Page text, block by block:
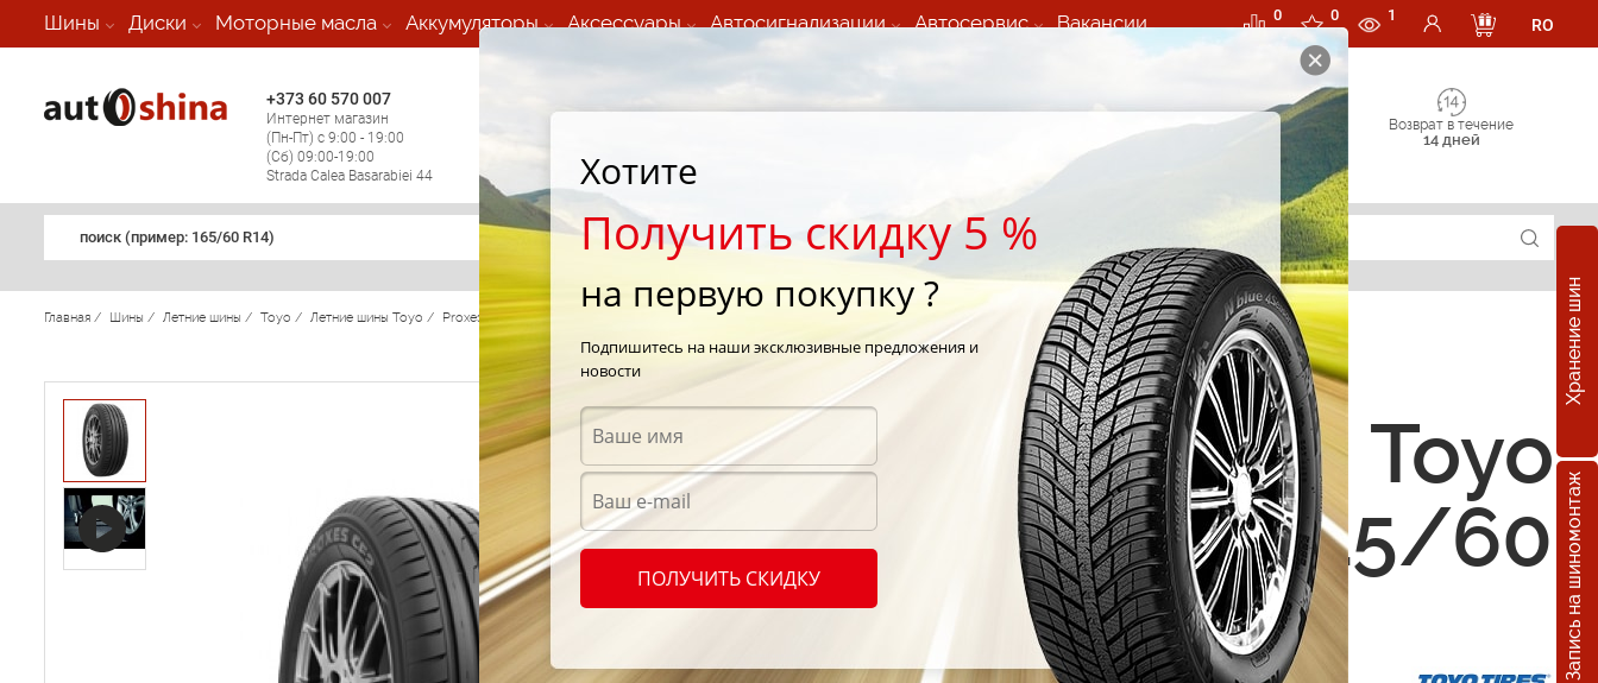
Шины Диски Моторные масла Аккумуляторы Аксессуары Автосигнализации Автосервис Вакансии 0 0 1
RO
+373 60 570 007
Интернет магазин
(Пн-Пт) с 9:00 - 19:00
(Сб) 09:00-19:00
Strada Calea Basarabiei 44
Мобильный шиномонтаж 24/7
Возврат в течение
14 дней
поиск (примеp: 165/60 R14)
Хранение шин
Запись на шиномонтаж
Главная / Шины / Летние шины / Toyo / Летние шины Toyo / Proxes CF2/ Toyo Proxes CF2 215/60 R16 60R
Летние шины Toyo
Proxes CF2 215/60
R16 60R
Хотите
Получить скидку 5 %
на первую покупку ?
Подпишитесь на наши эксклюзивные предложения и
новости
ПОЛУЧИТЬ СКИДКУ